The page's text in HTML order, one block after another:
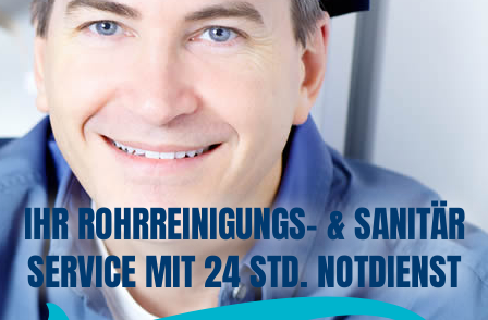
IHR ROHRREINIGUNGS- & SANITÄR
SERVICE MIT 24 STD. NOTDIENST